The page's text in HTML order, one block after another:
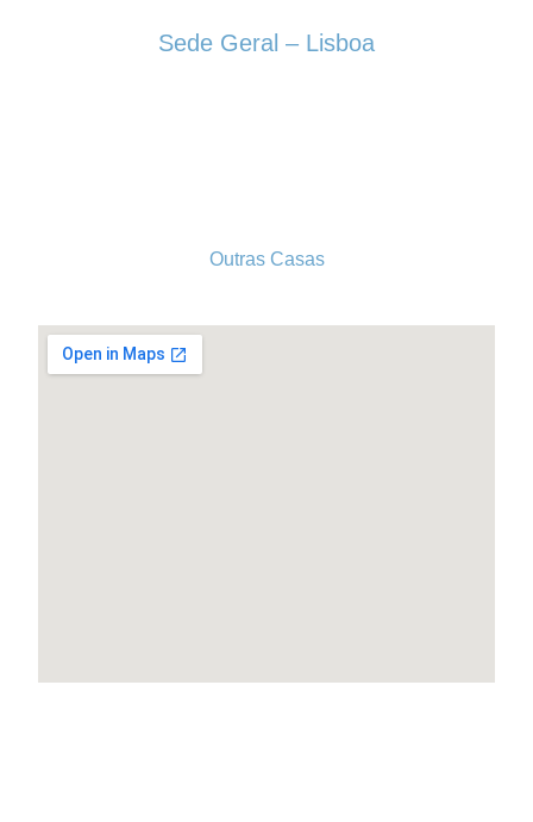
Sede Geral – Lisboa
Outras Casas